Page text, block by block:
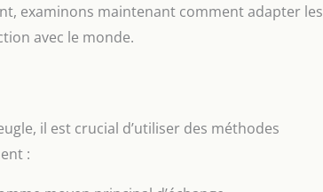
examinons maintenant comment adapter les
avec le monde.
il est crucial d’utiliser des méthodes
: